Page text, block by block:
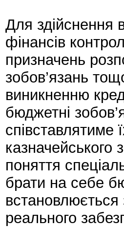
Для здійснення
фінансів
призначень
зобов’язань
виникненню
бюджетні
співставлятиме
казначейського
поняття
брати на себе
встановлюється
реального